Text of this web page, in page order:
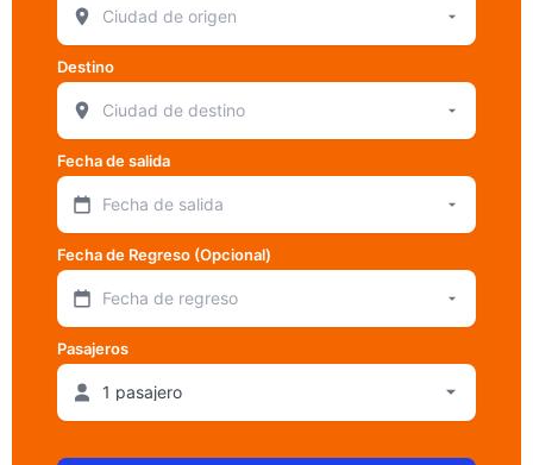
Destino
Fecha de salida
Fecha de salida
Fecha de Regreso (Opcional)
Fecha de regreso
Pasajeros